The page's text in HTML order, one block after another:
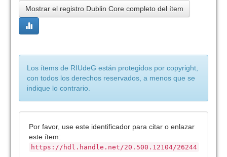
Mostrar el registro Dublin Core completo del ítem
Los ítems de RIUdeG están protegidos por copyright,
con todos los derechos reservados, a menos que se
indique lo contrario.
Por favor, use este identificador para citar o enlazar
este ítem:
https://hdl.handle.net/20.500.12104/26244